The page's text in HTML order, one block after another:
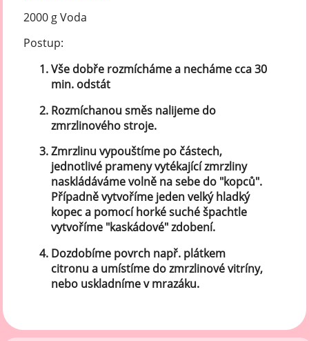
2000 g Voda
Postup:
Vše dobře rozmícháme a necháme cca 30
min. odstát
Rozmíchanou směs nalijeme do
zmrzlinového stroje.
Zmrzlinu vypouštíme po částech,
jednotlivé prameny vytékající zmrzliny
naskládáváme volně na sebe do "kopců".
Případně vytvoříme jeden velký hladký
kopec a pomocí horké suché špachtle
vytvoříme "kaskádové" zdobení.
Dozdobíme povrch např. plátkem
citronu a umístíme do zmrzlinové vitríny,
nebo uskladníme v mrazáku.